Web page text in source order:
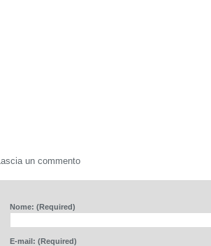
Lascia un commento
Nome: (Required)
E-mail: (Required)